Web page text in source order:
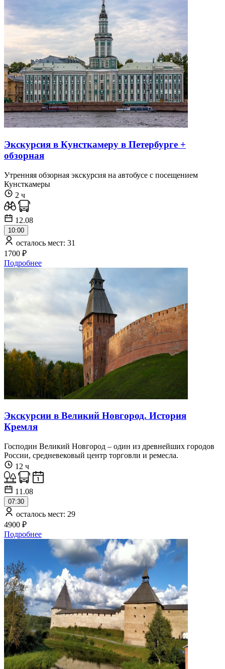
Экскурсия в Кунсткамеру в Петербурге +
обзорная
Утренняя обзорная экскурсия на автобусе с посещением
Кунсткамеры
2 ч
12.08
10:00
осталось мест: 31
1700 ₽
Подробнее
Экскурсии в Великий Новгород. История
Кремля
Господин Великий Новгород – один из древнейших городов
России, средневековый центр торговли и ремесла.
12 ч
11.08
07:30
осталось мест: 29
4900 ₽
Подробнее